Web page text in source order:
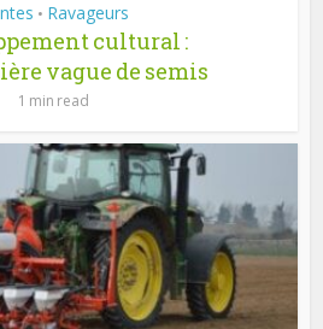
• Ravageurs
cultural :
vague de semis
1 min read